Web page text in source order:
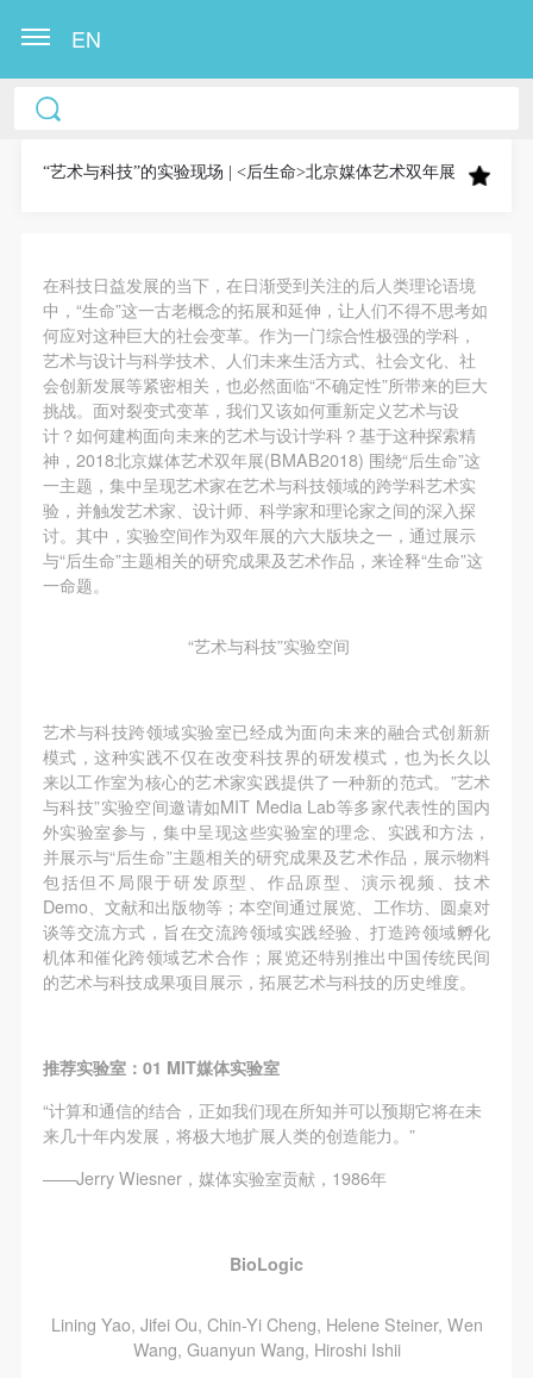
EN
“艺术与科技”的实验现场 | <后生命>北京媒体艺术双年展
在科技日益发展的当下，在日渐受到关注的后人类理论语境
中，“生命”这一古老概念的拓展和延伸，让人们不得不思考如
何应对这种巨大的社会变革。作为一门综合性极强的学科，
艺术与设计与科学技术、人们未来生活方式、社会文化、社
会创新发展等紧密相关，也必然面临“不确定性”所带来的巨大
挑战。面对裂变式变革，我们又该如何重新定义艺术与设
计？如何建构面向未来的艺术与设计学科？基于这种探索精
神，2018北京媒体艺术双年展(BMAB2018) 围绕“后生命”这
一主题，集中呈现艺术家在艺术与科技领域的跨学科艺术实
验，并触发艺术家、设计师、科学家和理论家之间的深入探
讨。其中，实验空间作为双年展的六大版块之一，通过展示
与“后生命”主题相关的研究成果及艺术作品，来诠释“生命”这
一命题。
“艺术与科技”实验空间
艺术与科技跨领域实验室已经成为面向未来的融合式创新新
模式，这种实践不仅在改变科技界的研发模式，也为长久以
来以工作室为核心的艺术家实践提供了一种新的范式。”艺术
与科技”实验空间邀请如MIT Media Lab等多家代表性的国内
外实验室参与，集中呈现这些实验室的理念、实践和方法，
并展示与“后生命”主题相关的研究成果及艺术作品，展示物料
包括但不局限于研发原型、作品原型、演示视频、技术
Demo、文献和出版物等；本空间通过展览、工作坊、圆桌对
谈等交流方式，旨在交流跨领域实践经验、打造跨领域孵化
机体和催化跨领域艺术合作；展览还特别推出中国传统民间
的艺术与科技成果项目展示，拓展艺术与科技的历史维度。
推荐实验室：01 MIT媒体实验室
“计算和通信的结合，正如我们现在所知并可以预期它将在未
来几十年内发展，将极大地扩展人类的创造能力。”
——Jerry Wiesner，媒体实验室贡献，1986年
BioLogic
Lining Yao, Jifei Ou, Chin-Yi Cheng, Helene Steiner, Wen
Wang, Guanyun Wang, Hiroshi Ishii
中央美术学院美术馆出版授权协议书
称“CAFAM”），愿意将本人参与中央美术学院美术馆
果（如参与工作坊创作的作品）提交中央美术学院用
作发表、出版。中央美术学院可以以电子、网络及其
它数字媒体形式公开出版，并同意编入《中国知识资
源总库》《中央美术学院资料库》《中央美术学院美
术馆资料库》等相关资料、文献、档案机构和平台，
在中央美术学院中使用和在互联网上传播，同意按相
关“章程”规定享受相关权益。
中央美术学院美术馆活动安全免责协议书
第一条
本次活动公平公正、自愿参加与退出、风险与责任自
律、法规，必须遵循道德和社会公德规范，并应该具
备以人为本、团结友爱、互相帮助和助人为乐的良好
品质。
第三条
参加本次活动人员应该是成年人（具有完全民事行为
能力的人，18周岁以上）未成年人必须在成年人的陪
同下参观。
第四条
故，活动中任何非事故当事人及美术馆将不承担人身
事故的任何责任，但有互相援助的义务。参加活动的
成员应当积极主动的组织实施救援工作，但对事故本
身不承担任何法律责任和经济责任。参加本次活动者
参加活动者在此次活动期间应主动遵守美术馆活动秩
衍生品的安全。活动中一旦因个人原因造成美术馆场
中央美术学院美术馆出版授权协议书
称“CAFAM”），愿意将本人参与中央美术学院美术馆
果（如参与工作坊创作的作品）提交中央美术学院用
作发表、出版。中央美术学院可以以电子、网络及其
它数字媒体形式公开出版，并同意编入《中国知识资
源总库》《中央美术学院资料库》《中央美术学院美
术馆资料库》等相关资料、文献、档案机构和平台，
在中央美术学院中使用和在互联网上传播，同意按相
关“章程”规定享受相关权益。
中央美术学院美术馆活动安全免责协议书
第一条
本次活动公平公正、自愿参加与退出、风险与责任自
律、法规，必须遵循道德和社会公德规范，并应该具
备以人为本、团结友爱、互相帮助和助人为乐的良好
品质。
第三条
参加本次活动人员应该是成年人（具有完全民事行为
能力的人，18周岁以上）未成年人必须在成年人的陪
同下参观。
第四条
故，活动中任何非事故当事人及美术馆将不承担人身
事故的任何责任，但有互相援助的义务。参加活动的
成员应当积极主动的组织实施救援工作，但对事故本
身不承担任何法律责任和经济责任。参加本次活动者
参加活动者在此次活动期间应主动遵守美术馆活动秩
衍生品的安全。活动中一旦因个人原因造成美术馆场
中央美术学院美术馆出版授权协议书
称“CAFAM”），愿意将本人参与中央美术学院美术馆
果（如参与工作坊创作的作品）提交中央美术学院用
作发表、出版。中央美术学院可以以电子、网络及其
它数字媒体形式公开出版，并同意编入《中国知识资
源总库》《中央美术学院资料库》《中央美术学院美
术馆资料库》等相关资料、文献、档案机构和平台，
在中央美术学院中使用和在互联网上传播，同意按相
关“章程”规定享受相关权益。
中央美术学院美术馆活动安全免责协议书
第一条
本次活动公平公正、自愿参加与退出、风险与责任自
律、法规，必须遵循道德和社会公德规范，并应该具
备以人为本、团结友爱、互相帮助和助人为乐的良好
品质。
第三条
参加本次活动人员应该是成年人（具有完全民事行为
能力的人，18周岁以上）未成年人必须在成年人的陪
同下参观。
第四条
故，活动中任何非事故当事人及美术馆将不承担人身
事故的任何责任，但有互相援助的义务。参加活动的
成员应当积极主动的组织实施救援工作，但对事故本
身不承担任何法律责任和经济责任。参加本次活动者
参加活动者在此次活动期间应主动遵守美术馆活动秩
衍生品的安全。活动中一旦因个人原因造成美术馆场